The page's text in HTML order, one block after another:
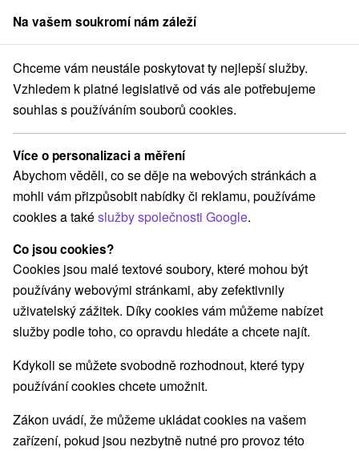
člen skupinySorger
Východné Slovensko Košický kraj Štós Lázně Štós
Léčebný dům Komporday
Lázně Štós Štós
Navigovat do místa
O ZAŘÍZENÍ O LÁZNÍCH
RECENZE
8,4 vynikající·54 recenzí
Na vašem soukromí nám záleží
Chceme vám neustále poskytovat ty nejlepší služby.
Vzhledem k platné legislativě od vás ale potřebujeme
souhlas s používáním souborů cookies.
Více o personalizaci a měření
Abychom věděli, co se děje na webových stránkách a
mohli vám přizpůsobit nabídky či reklamu, používáme
cookies a takéslužby společnosti Google.
Co jsou cookies?
Cookies jsou malé textové soubory, které mohou být
používány webovými stránkami, aby zefektivnily
uživatelský zážitek. Díky cookies vám můžeme nabízet
služby podle toho, co opravdu hledáte a chcete najít.
Kdykoli se můžete svobodně rozhodnout, které typy
používání cookies chcete umožnit.
Zákon uvádí, že můžeme ukládat cookies na vašem
zařízení, pokud jsou nezbytně nutné pro provoz této